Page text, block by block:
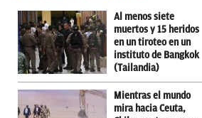
Al menos siete
muertos y 15 heridos
en un tiroteo en un
instituto de Bangkok
(Tailandia)
Mientras el mundo
mira hacia Ceuta,